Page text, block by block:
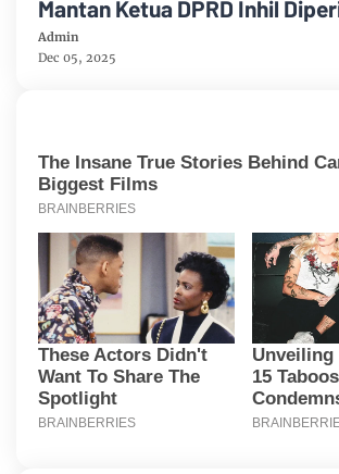
Mantan Ketua DPRD Inhil
Admin
Dec 05, 2025